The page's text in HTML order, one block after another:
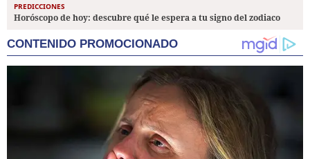
PREDICCIONES
Horóscopo de hoy: descubre qué le espera a tu signo del zodiaco
CONTENIDO PROMOCIONADO